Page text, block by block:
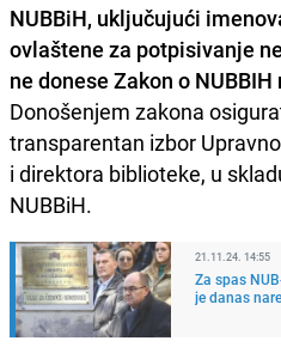
NUBBiH, uključujući
ovlaštene za potpisivanje
ne donese Zakon o
Donošenjem zakona
transparentan izbor
i direktora biblioteke, u
NUBBiH.
21.11.24. 14:55
Za spas
je danas